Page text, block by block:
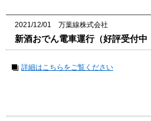
2021/12/01 万葉線株式会社
新酒おでん電車運行（好評受付中
詳細はこちらをご覧ください